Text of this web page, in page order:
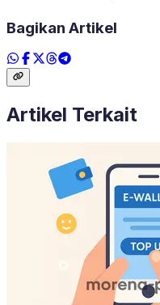
Bagikan Artikel
Artikel Terkait